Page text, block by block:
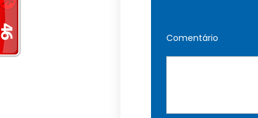
Comentário